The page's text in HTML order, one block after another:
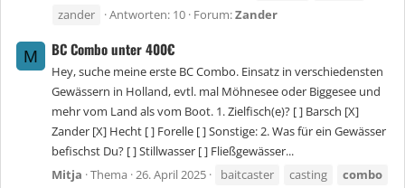
zander
Antworten: 10 Forum:Zander
M BC Combo unter 400€
Hey, suche meine erste BC Combo. Einsatz in verschiedensten
Gewässern in Holland, evtl. mal Möhnesee oder Biggesee und
mehr vom Land als vom Boot. 1. Zielfisch(e)? [ ] Barsch [X]
Zander [X] Hecht [ ] Forelle [ ] Sonstige: 2. Was für ein Gewässer
befischst Du? [ ] Stillwasser [ ] Fließgewässer...
Mitja Thema 26. April 2025 baitcaster casting
combo